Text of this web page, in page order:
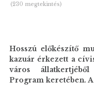
(230 megtekintés)
Hosszú előkészítő
kazuár érkezett a
város
Program keretében.